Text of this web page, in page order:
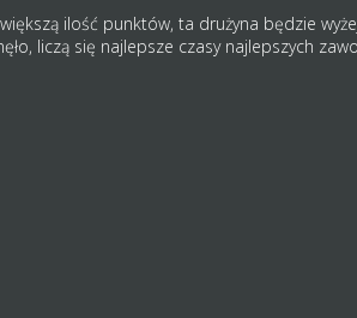
ilość punktów, ta drużyna będzie
liczą się najlepsze czasy najlepszych